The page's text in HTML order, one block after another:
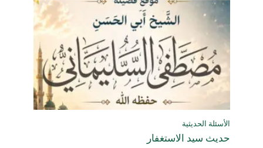
الأسئلة الحديثية
حديث سيد الاستغفار